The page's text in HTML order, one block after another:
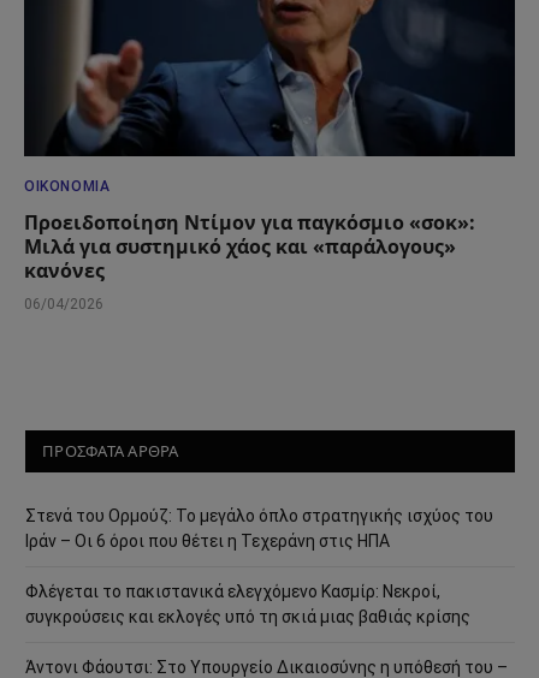
ΟΙΚΟΝΟΜΊΑ
Προειδοποίηση Ντίμον για παγκόσμιο «σοκ»:
Μιλά για συστημικό χάος και «παράλογους»
κανόνες
06/04/2026
ΠΡΟΣΦΑΤΑ ΑΡΘΡΑ
Στενά του Ορμούζ: Το μεγάλο όπλο στρατηγικής ισχύος του
Ιράν – Οι 6 όροι που θέτει η Τεχεράνη στις ΗΠΑ
Φλέγεται το πακιστανικά ελεγχόμενο Κασμίρ: Νεκροί,
συγκρούσεις και εκλογές υπό τη σκιά μιας βαθιάς κρίσης
Άντονι Φάουτσι: Στο Υπουργείο Δικαιοσύνης η υπόθεσή του –